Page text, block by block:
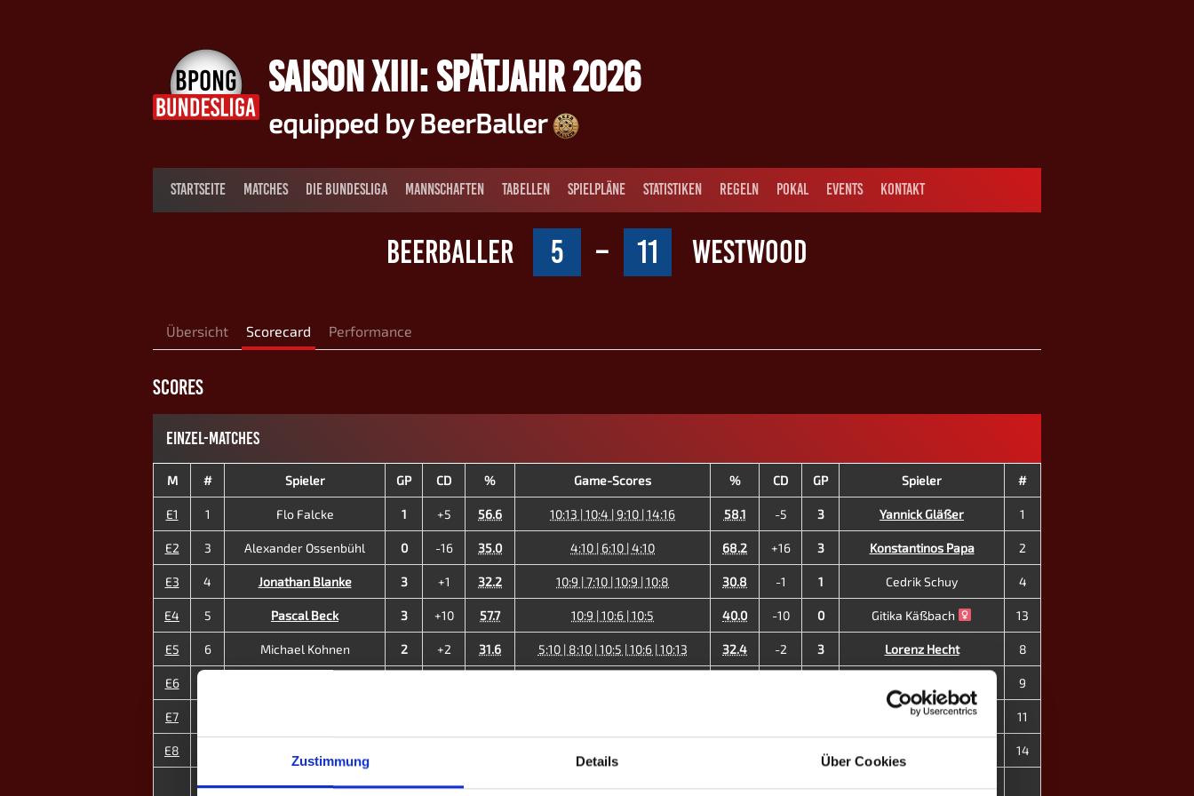
Zustimmung Details Über Cookies
SAISON XIII: SPÄTJAHR 2026
equipped by BeerBaller
STARTSEITE MATCHES DIE BUNDESLIGA MANNSCHAFTEN TABELLEN SPIELPLÄNE STATISTIKEN REGELN POKAL EVENTS KONTAKT
BEERBALLER 5 – 11 WESTWOOD
Übersicht Scorecard Performance
SCORES
EINZEL-MATCHES
M # Spieler GP CD % Game-Scores % CD GP Spieler #
E1 1 Flo Falcke 1 +5 56.6 10:13 | 10:4 | 9:10 | 14:16 58.1 -5 3 Yannick Gläßer 1
E2 3 Alexander Ossenbühl 0 -16 35.0 4:10 | 6:10 | 4:10 68.2 +16 3 Konstantinos Papa 2
E3 4 Jonathan Blanke 3 +1 32.2 10:9 | 7:10 | 10:9 | 10:8 30.8 -1 1 Cedrik Schuy 4
E4 5 Pascal Beck 3 +10 57.7 10:9 | 10:6 | 10:5 40.0 -10 0 Gitika Käßbach 13
E5 6 Michael Kohnen 2 +2 31.6 5:10 | 8:10 | 10:5 | 10:6 | 10:13 32.4 -2 3 Lorenz Hecht 8
E6 9
E7 Felix Dimmerling 11
E8 3 14
3MP 14 -10